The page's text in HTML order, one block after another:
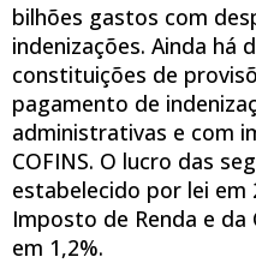
bilhões gastos com
indenizações. Ainda há
constituições de
pagamento de
administrativas e com
COFINS. O lucro das
estabelecido por lei em
Imposto de Renda e da
em 1,2%.